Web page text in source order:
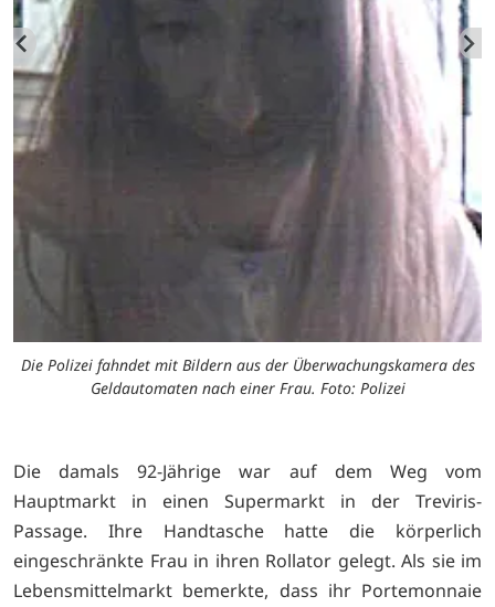
Die Polizei fahndet mit Bildern aus der Überwachungskamera des
Geldautomaten nach einer Frau. Foto: Polizei
Die damals 92-Jährige war auf dem Weg vom
Hauptmarkt in einen Supermarkt in der Treviris-
Passage. Ihre Handtasche hatte die körperlich
eingeschränkte Frau in ihren Rollator gelegt. Als sie im
Lebensmittelmarkt bemerkte, dass ihr Portemonnaie